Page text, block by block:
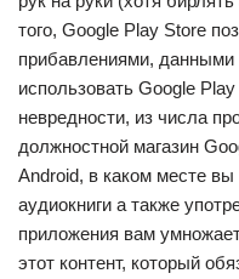
того, Google Play Store
прибавлениями,
использовать Google
невредности, из числа
должностной магазин
Android, в каком месте
аудиокниги а также
приложения вам
этот контент, который